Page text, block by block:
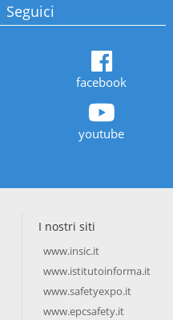
Seguici
facebook
youtube
I nostri siti
www.insic.it
www.istitutoinforma.it
www.safetyexpo.it
www.epcsafety.it